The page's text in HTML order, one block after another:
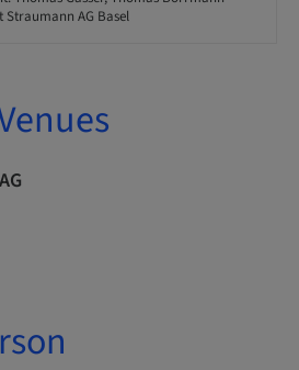
Straumann AG Basel